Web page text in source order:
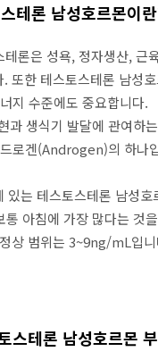
테론 남성호르몬이
테론은 성욕, 정자생산, 근
또한 테스토스테론 남성
지 수준에도 중요합니다.
과 생식기 발달에 관여하
로겐(Androgen)의 하나
있는 테스토스테론 남성호
통 아침에 가장 많다는 것
상 범위는 3~9ng/mL입
스테론 남성호르몬